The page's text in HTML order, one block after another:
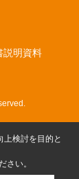
説明資料
検討を目的と
さい。